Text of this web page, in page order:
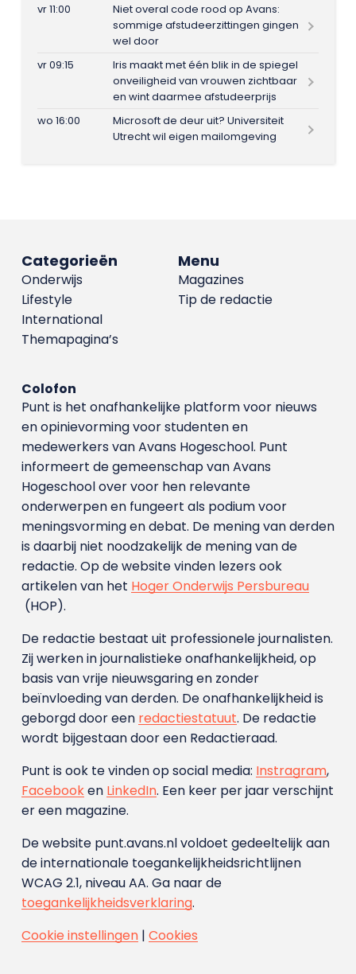
vr 11:00
Niet overal code rood op Avans:
sommige afstudeerzittingen gingen
wel door
vr 09:15
Iris maakt met één blik in de spiegel
onveiligheid van vrouwen zichtbaar
en wint daarmee afstudeerprijs
wo 16:00
Microsoft de deur uit? Universiteit
Utrecht wil eigen mailomgeving
Menu
Magazines
Tip de redactie
Categorieën
Onderwijs
Lifestyle
International
Themapagina’s
Colofon
Punt is het onafhankelijke platform voor nieuws
en opinievorming voor studenten en
medewerkers van Avans Hoge­school. Punt
informeert de gemeenschap van Avans
Hogeschool over voor hen relevante
onderwerpen en fungeert als podium voor
meningsvorming en debat. De mening van derden
is daarbij niet noodzakelijk de mening van de
redactie. Op de website vinden lezers ook
artikelen van het Hoger Onderwijs Persbureau
(HOP).
De redactie bestaat uit professionele journalisten.
Zij werken in journalistieke onafhankelijkheid, op
basis van vrije nieuwsgaring en zonder
beïnvloeding van derden. De onafhankelijkheid is
geborgd door een redactiestatuut. De redactie
wordt bijgestaan door een Redactieraad.
Punt is ook te vinden op social media: Instragram,
Facebooken LinkedIn. Een keer per jaar verschijnt
er een magazine.
De website punt.avans.nl voldoet gedeeltelijk aan
de internationale toegankelijkheidsrichtlijnen
WCAG 2.1, niveau AA. Ga naar de
toegankelijkheidsverklaring.
Cookie instellingen| Cookies